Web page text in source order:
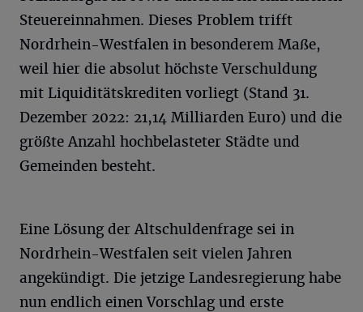
Steuereinnahmen. Dieses Problem trifft
Nordrhein-Westfalen in besonderem Maße,
weil hier die absolut höchste Verschuldung
mit Liquiditätskrediten vorliegt (Stand 31.
Dezember 2022: 21,14 Milliarden Euro) und die
größte Anzahl hochbelasteter Städte und
Gemeinden besteht.
Eine Lösung der Altschuldenfrage sei in
Nordrhein-Westfalen seit vielen Jahren
angekündigt. Die jetzige Landesregierung habe
nun endlich einen Vorschlag und erste